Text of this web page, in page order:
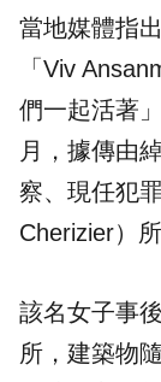
當地媒體指
「Viv
們一起活著
月，據傳由
察、現任犯
Cherizier）所
該名女子事
所，建築物